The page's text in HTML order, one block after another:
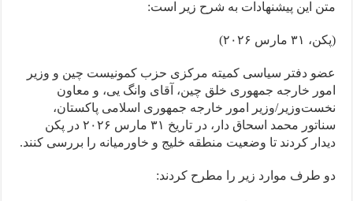
متن این پیشنهادات به شرح زیر است:
(پکن، ۳۱ مارس ۲۰۲۶)
عضو دفتر سیاسی کمیته مرکزی حزب کمونیست چین و وزیر
امور خارجه جمهوری خلق چین، آقای وانگ یی، و معاون
نخست‌وزیر/وزیر امور خارجه جمهوری اسلامی پاکستان،
سناتور محمد اسحاق دار، در تاریخ ۳۱ مارس ۲۰۲۶ در پکن
دیدار کردند تا وضعیت منطقه خلیج و خاورمیانه را بررسی کنند.
دو طرف موارد زیر را مطرح کردند: